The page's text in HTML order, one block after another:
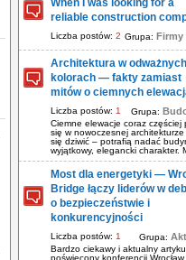
When I was looking for a
reliable construction
Liczba postów: 2 Grupa: Firmy
Architektura w odważnych
kolorach — fakty zamiast
mitów o ciemnych
Liczba postów: 1 Grupa:
Ciemne elewacje coraz częściej
się w nowoczesnej
się dziwić – potrafią nadać
wyjątkowy, elegancki charakter.
Most dla energetyki —
Bridge łączy liderów w
o bezpieczeństwie i
konkurencyjności
Liczba postów: 1 Grupa:
Bardzo ciekawy i aktualny
poświęcony konferencji